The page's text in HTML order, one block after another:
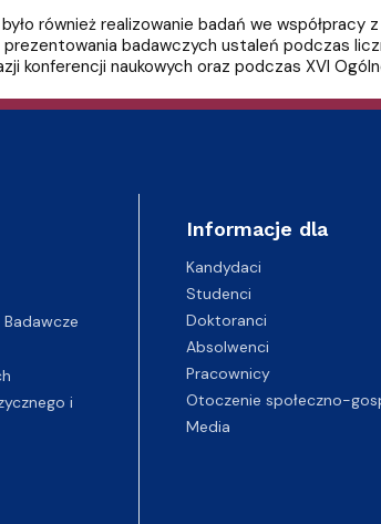
również realizowanie badań we
prezentowania badawczych ustaleń podczas
konferencji naukowych oraz podczas XVI
i
Informacje dla
Kandydaci
Studenci
Doktoranci
Absolwenci
Pracownicy
Otoczenie społeczno-
Media